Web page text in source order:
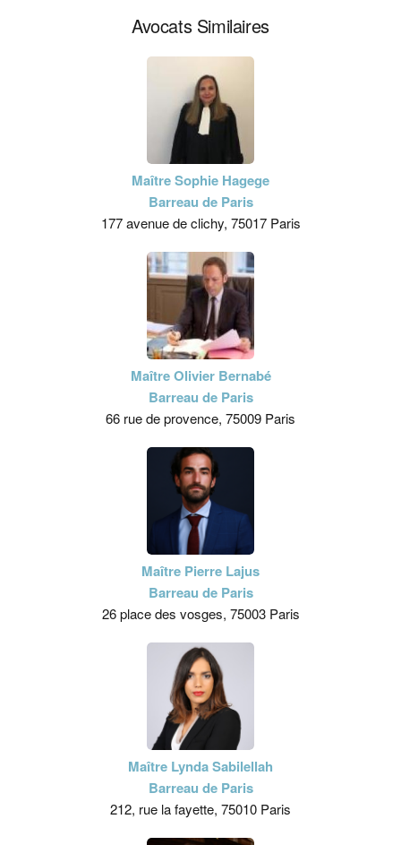
Avocats Similaires
Maître Sophie Hagege
Barreau de Paris
177 avenue de clichy, 75017 Paris
Maître Olivier Bernabé
Barreau de Paris
66 rue de provence, 75009 Paris
Maître Pierre Lajus
Barreau de Paris
26 place des vosges, 75003 Paris
Maître Lynda Sabilellah
Barreau de Paris
212, rue la fayette, 75010 Paris